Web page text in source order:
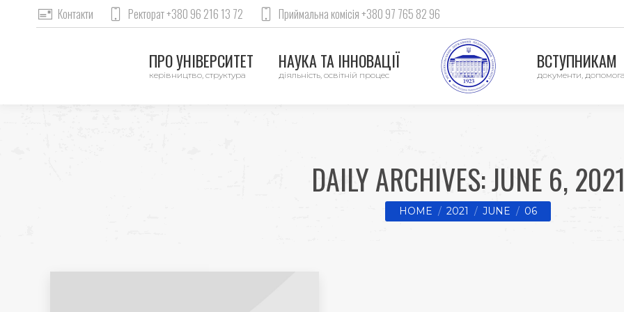
Контакти Ректорат +380 96 216 13 72 Приймальна комісія +380 97 765 82 96
ПРО УНІВЕРСИТЕТ
керівництво, структура
НАУКА ТА ІННОВАЦІЇ
діяльність, освітній процес
ВСТУПНИКАМ
документи, допомога
DAILY ARCHIVES:JUNE 6, 2021
You are here:
HOME 2021 JUNE 06